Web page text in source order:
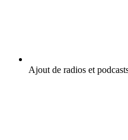
Ajout de radios et